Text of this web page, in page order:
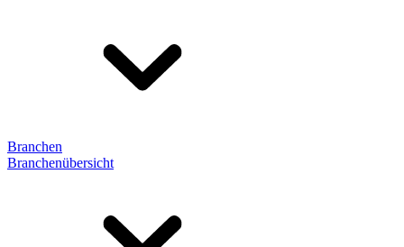
Branchen
Branchenübersicht